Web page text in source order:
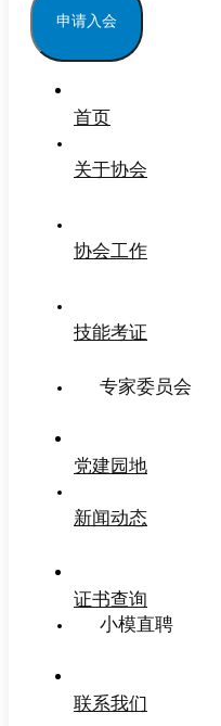
申请入会
首页
关于协会
协会工作
技能考证
专家委员会
党建园地
新闻动态
证书查询
小模直聘
联系我们